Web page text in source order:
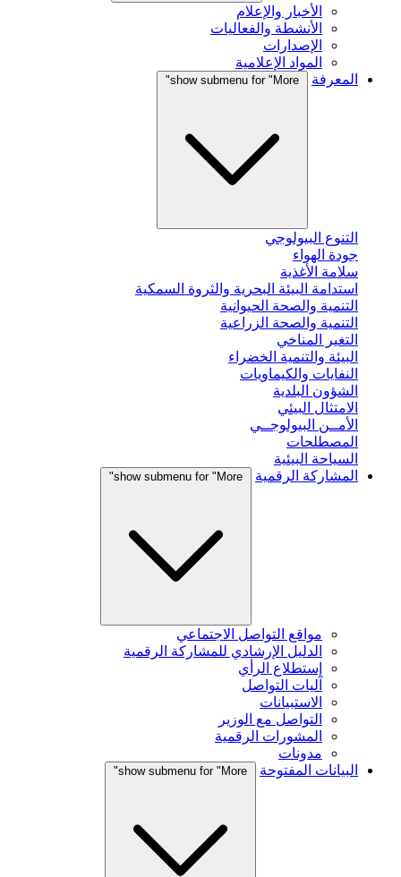
الأخبار والإعلام
الأنشطة والفعاليات
الإصدارات
المواد الإعلامية
المعرفة
show submenu for "More"
التنوع البيولوجي
جودة الهواء
سلامة الأغذية
استدامة البيئة البحرية والثروة السمكية
التنمية والصحة الحيوانية
التنمية والصحة الزراعية
التغير المناخي
البيئة والتنمية الخضراء
النفايات والكيماويات
الشؤون البلدية
الامتثال البيئي
الأمــن البيولوجــي
المصطلحات
السياحة البيئية
المشاركة الرقمية
show submenu for "More"
مواقع التواصل الاجتماعي
الدليل الإرشادي للمشاركة الرقمية
إستطلاع الرأي
آليات التواصل
الاستبيانات
التواصل مع الوزير
المشورات الرقمية
مدونات
البيانات المفتوحة
show submenu for "More"